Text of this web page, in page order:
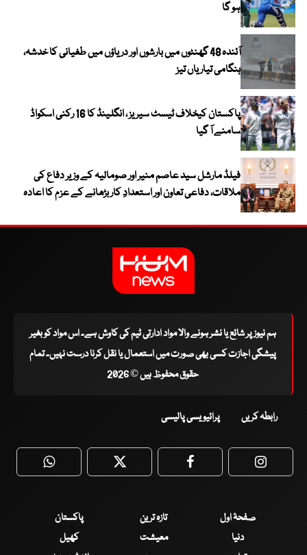
ہو گا
آئندہ 48 گھنٹوں میں بارشوں اور دریاؤں میں طغیانی کا خدشہ،
ہنگامی تیاریاں تیز
پاکستان کیخلاف ٹیسٹ سیریز ، انگلینڈ کا 16 رکنی اسکواڈ
سامنے آ گیا
فیلڈ مارشل سید عاصم منیر اور صومالیہ کے وزیر دفاع کی
ملاقات، دفاعی تعاون اور استعدادِ کار بڑھانے کے عزم کا اعادہ
ہم نیوز پر شائع یا نشر ہونے والا مواد ادارتی ٹیم کی کاوش ہے۔ اس مواد کو بغیر
پیشگی اجازت کسی بھی صورت میں استعمال یا نقل کرنا درست نہیں۔ تمام
حقوق محفوظ ہیں © 2026
رابطہ کریں پرائیویسی پالیسی
WhatsApp Twitter Facebook
صفحۂ اول تازہ ترین
پاکستان
دنیا
معیشت
کھیل